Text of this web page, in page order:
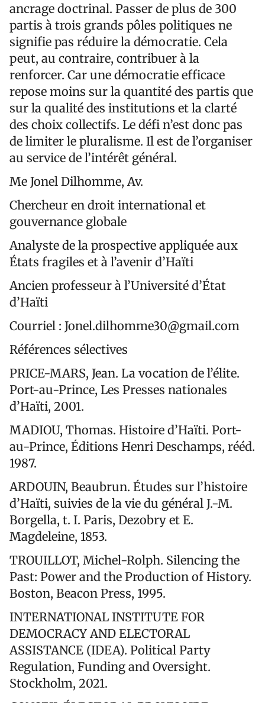
ancrage doctrinal. Passer de plus de 300
partis à trois grands pôles politiques ne
signifie pas réduire la démocratie. Cela
peut, au contraire, contribuer à la
renforcer. Car une démocratie efficace
repose moins sur la quantité des partis que
sur la qualité des institutions et la clarté
des choix collectifs. Le défi n’est donc pas
de limiter le pluralisme. Il est de l’organiser
au service de l’intérêt général.
Me Jonel Dilhomme, Av.
Chercheur en droit international et
gouvernance globale
Analyste de la prospective appliquée aux
États fragiles et à l’avenir d’Haïti
Ancien professeur à l’Université d’État
d’Haïti
Courriel : Jonel.dilhomme30@gmail.com
Références sélectives
PRICE-MARS, Jean. La vocation de l’élite.
Port-au-Prince, Les Presses nationales
d’Haïti, 2001.
MADIOU, Thomas. Histoire d’Haïti. Port-
au-Prince, Éditions Henri Deschamps, rééd.
1987.
ARDOUIN, Beaubrun. Études sur l’histoire
d’Haïti, suivies de la vie du général J.-M.
Borgella, t. I. Paris, Dezobry et E.
Magdeleine, 1853.
TROUILLOT, Michel-Rolph. Silencing the
Past: Power and the Production of History.
Boston, Beacon Press, 1995.
INTERNATIONAL INSTITUTE FOR
DEMOCRACY AND ELECTORAL
ASSISTANCE (IDEA). Political Party
Regulation, Funding and Oversight.
Stockholm, 2021.